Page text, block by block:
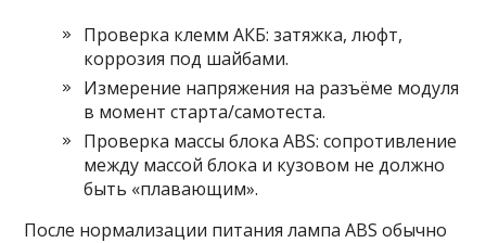
Проверка клемм АКБ: затяжка, люфт,
коррозия под шайбами.
Измерение напряжения на разъёме модуля
в момент старта/самотеста.
Проверка массы блока ABS: сопротивление
между массой блока и кузовом не должно
быть «плавающим».
После нормализации питания лампа ABS обычно